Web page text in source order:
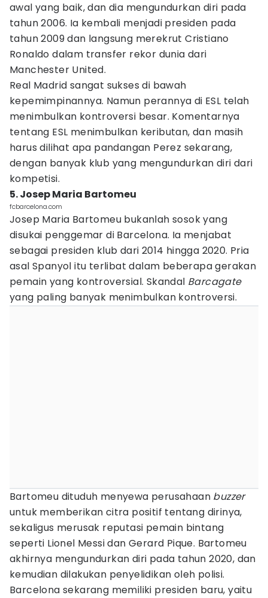
awal yang baik, dan dia mengundurkan diri pada
tahun 2006. Ia kembali menjadi presiden pada
tahun 2009 dan langsung merekrut Cristiano
Ronaldo dalam transfer rekor dunia dari
Manchester United.
Real Madrid sangat sukses di bawah
kepemimpinannya. Namun perannya di ESL telah
menimbulkan kontroversi besar. Komentarnya
tentang ESL menimbulkan keributan, dan masih
harus dilihat apa pandangan Perez sekarang,
dengan banyak klub yang mengundurkan diri dari
kompetisi.
5. Josep Maria Bartomeu
fcbarcelona.com
Josep Maria Bartomeu bukanlah sosok yang
disukai penggemar di Barcelona. Ia menjabat
sebagai presiden klub dari 2014 hingga 2020. Pria
asal Spanyol itu terlibat dalam beberapa gerakan
pemain yang kontroversial. Skandal Barcagate
yang paling banyak menimbulkan kontroversi.
Bartomeu dituduh menyewa perusahaan buzzer
untuk memberikan citra positif tentang dirinya,
sekaligus merusak reputasi pemain bintang
seperti Lionel Messi dan Gerard Pique. Bartomeu
akhirnya mengundurkan diri pada tahun 2020, dan
kemudian dilakukan penyelidikan oleh polisi.
Barcelona sekarang memiliki presiden baru, yaitu